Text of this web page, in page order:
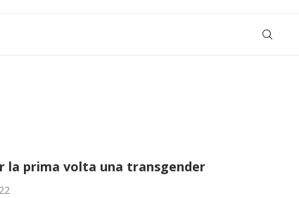
la prima volta una transgender